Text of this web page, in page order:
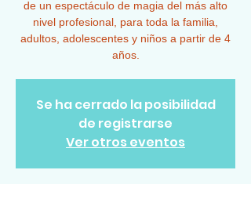
de un espectáculo de magia del más alto
nivel profesional, para toda la familia,
adultos, adolescentes y niños a partir de 4
años.
Se ha cerrado la posibilidad
de registrarse
Ver otros eventos